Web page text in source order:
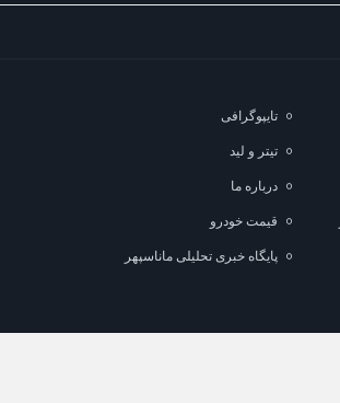
تایپوگرافی
تیتر و لید
درباره ما
قیمت خودرو
پایگاه خبری تحلیلی ماناسپهر